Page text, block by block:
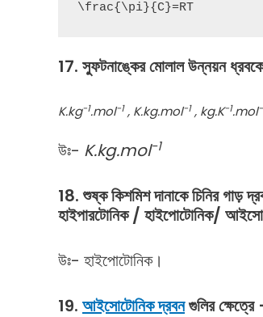
\frac{\pi}{C}=RT
17. স্ফুটনাঙ্কের মোলাল উন্নয়ন
K.kg-1.mol-1, K.kg.mol-1, kg.K-1.mol
উঃ- K.kg.mol-1
18.শুষ্ককিশমিশদানাকেচিনির গাড়
হাইপারটোনিক/ হাইপোটোনিক/
উঃ- হাইপোটোনিক।
19. আইসোটোনিক দ্রবনগুলির